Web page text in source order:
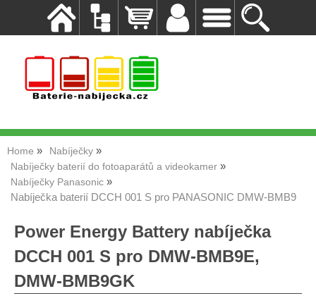
Home
Nabíječky
Nabíječky baterií do fotoaparátů a videokamer
Nabíječky Panasonic
Nabíječka baterií DCCH 001 S pro PANASONIC DMW-BMB9
Power Energy Battery nabíječka
DCCH 001 S pro DMW-BMB9E,
DMW-BMB9GK